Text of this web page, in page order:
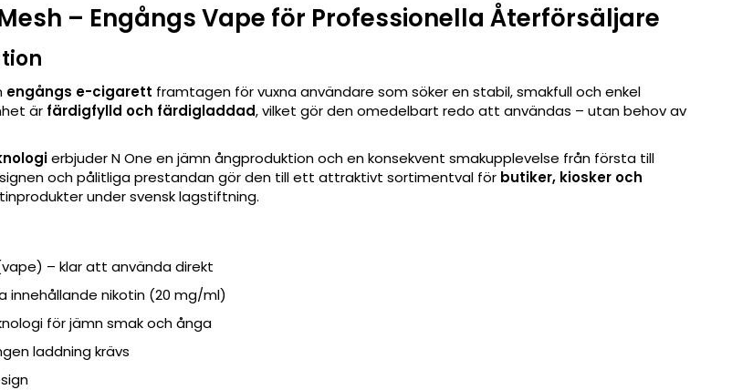
– Engångs Vape för Professionella Återförsäljare
engångs e-cigarett framtagen för vuxna användare som söker en stabil, smakfull och enkel
är färdigfylld och färdigladdad, vilket gör den omedelbart redo att användas – utan behov av
erbjuder N One en jämn ångproduktion och en konsekvent smakupplevelse från första till
och pålitliga prestandan gör den till ett attraktivt sortimentval för butiker, kiosker och
under svensk lagstiftning.
– klar att använda direkt
innehållande nikotin (20 mg/ml)
för jämn smak och ånga
laddning krävs